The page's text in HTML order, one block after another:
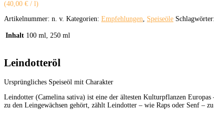
(40,00 € / l)
Artikelnummer: n. v. Kategorien: Empfehlungen, Speiseöle Schlagwörter:
Inhalt 100 ml, 250 ml
Leindotteröl
Ursprüngliches Speiseöl mit Charakter
Leindotter (Camelina sativa) ist eine der ältesten Kulturpflanzen
zu den Leingewächsen gehört, zählt Leindotter – wie Raps oder Senf – zu